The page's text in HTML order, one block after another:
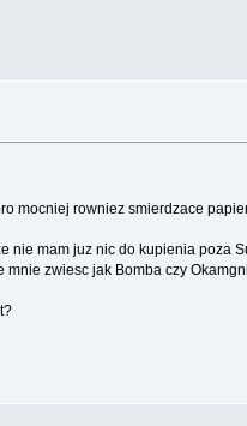
mocniej rowniez smierdzace
mam juz nic do kupienia poza
zwiesc jak Bomba czy